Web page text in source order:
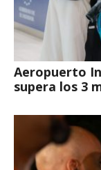
Aeropuerto
supera los 3